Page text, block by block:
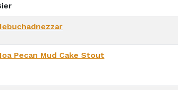
Pecan Mud Cake Stout